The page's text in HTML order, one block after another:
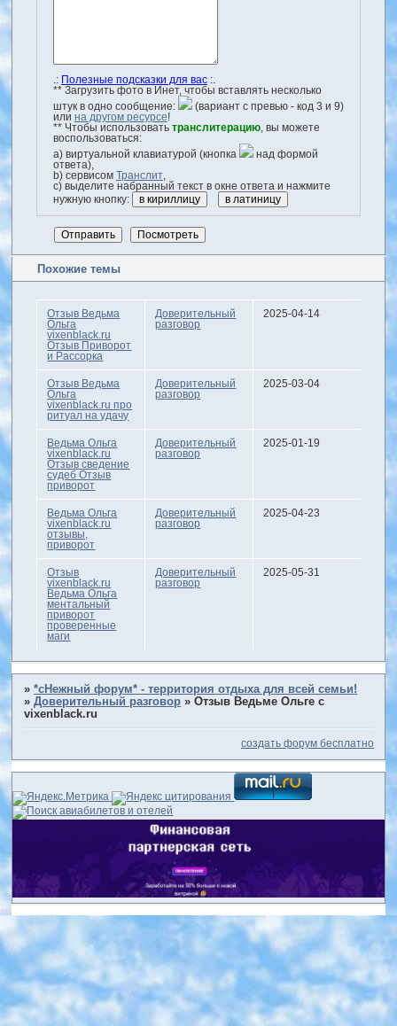
.: Полезные подсказки для вас:.
** Загрузить фото в Инет, чтобы вставлять несколько
штук в одно сообщение:
(вариант с превью - код 3 и 9)
или на другом ресурсе!
** Чтобы использовать транслитерацию, вы можете
воспользоваться:
a) виртуальной клавиатурой (кнопка
над формой
ответа),
b) сервисом
Транслит,
с) выделите набранный текст в окне ответа и нажмите
нужную кнопку:
Похожие темы
Отзыв Ведьма
Ольга
vixenblack.ru
Отзыв Приворот
и Рассорка
Доверительный
разговор
2025-04-14
Отзыв Ведьма
Ольга
vixenblack.ru про
ритуал на удачу
Доверительный
разговор
2025-03-04
Ведьма Ольга
vixenblack.ru
Отзыв сведение
судеб Отзыв
приворот
Доверительный
разговор
2025-01-19
Ведьма Ольга
vixenblack.ru
отзывы,
приворот
Доверительный
разговор
2025-04-23
Отзыв
vixenblack.ru
Ведьма Ольга
ментальный
приворот
проверенные
маги
Доверительный
разговор
2025-05-31
»*сНежный форум* - территория отдыха для всей семьи!
»Доверительный разговор »Отзыв Ведьме Ольге с
vixenblack.ru
создать форум бесплатно